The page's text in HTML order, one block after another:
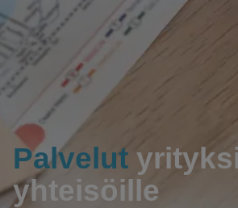
Palvelut
yhteisöille